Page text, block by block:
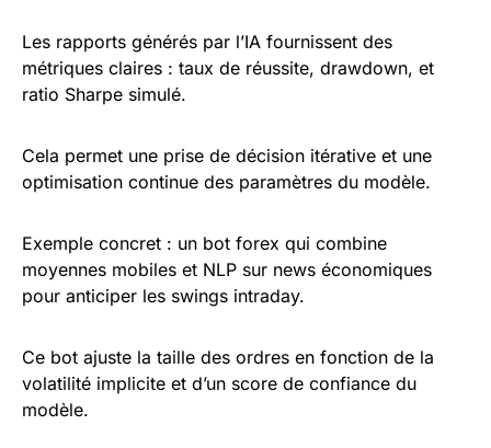
Les rapports générés par l’IA fournissent des
métriques claires : taux de réussite, drawdown, et
ratio Sharpe simulé.
Cela permet une prise de décision itérative et une
optimisation continue des paramètres du modèle.
Exemple concret : un bot forex qui combine
moyennes mobiles et NLP sur news économiques
pour anticiper les swings intraday.
Ce bot ajuste la taille des ordres en fonction de la
volatilité implicite et d’un score de confiance du
modèle.